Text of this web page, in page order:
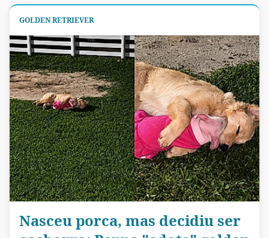
GOLDEN RETRIEVER
Nasceu porca, mas decidiu ser